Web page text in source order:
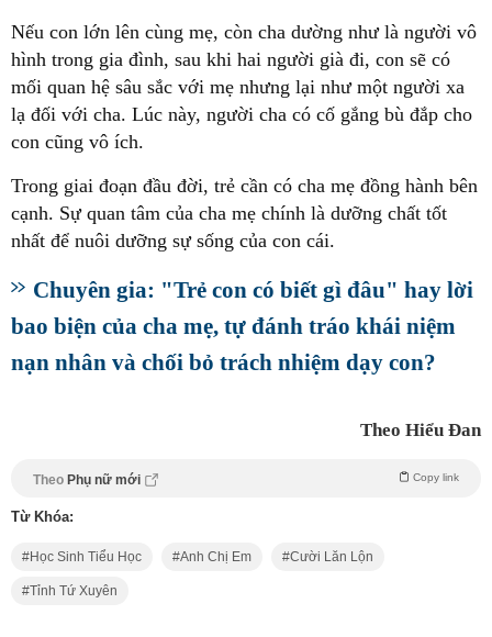
Nếu con lớn lên cùng mẹ, còn cha dường như là người vô
hình trong gia đình, sau khi hai người già đi, con sẽ có
mối quan hệ sâu sắc với mẹ nhưng lại như một người xa
lạ đối với cha. Lúc này, người cha có cố gắng bù đắp cho
con cũng vô ích.
Trong giai đoạn đầu đời, trẻ cần có cha mẹ đồng hành bên
cạnh. Sự quan tâm của cha mẹ chính là dưỡng chất tốt
nhất để nuôi dưỡng sự sống của con cái.
Chuyên gia: "Trẻ con có biết gì đâu" hay lời
bao biện của cha mẹ, tự đánh tráo khái niệm
nạn nhân và chối bỏ trách nhiệm dạy con?
Theo Hiểu Đan
Theo Phụ nữ mới Copy link
Từ Khóa:
Học Sinh Tiểu Học Anh Chị Em Cười Lăn Lộn
Tỉnh Tứ Xuyên